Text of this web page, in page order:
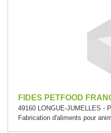
FIDES PETFOOD
49160 LONGUE-JUMELLES -
Fabrication d'aliments pour